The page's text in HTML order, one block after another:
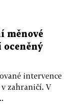
měnové
oceněný
intervence
zahraničí. V